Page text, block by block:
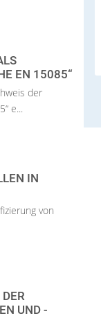
EN 15085“
der
e...
IN
von
UND -F